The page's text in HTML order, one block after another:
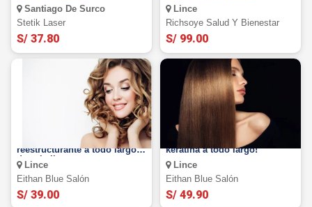
Santiago De Surco
Stetik Laser
S/ 37.80
Lince
Richsoye Salud Y Bienestar
S/ 99.00
reestructurante a todo largo
de cabello
Lince
Eithan Blue Salón
S/ 39.00
¡Alisado brasilero con
keratina a todo largo!
Lince
Eithan Blue Salón
S/ 49.90